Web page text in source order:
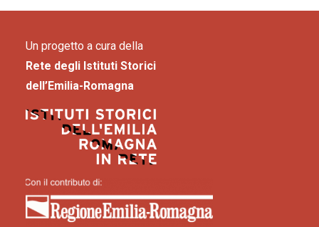
Un progetto a cura della
Rete degli Istituti Storici
dell’Emilia-Romagna